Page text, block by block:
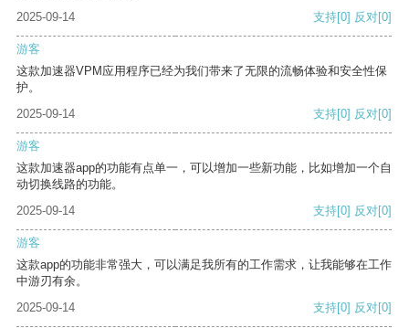
2025-09-14
支持[0] 反对[0]
游客
这款加速器VPM应用程序已经为我们带来了无限的流畅体验和安全性保
护。
2025-09-14
支持[0] 反对[0]
游客
这款加速器app的功能有点单一，可以增加一些新功能，比如增加一个自
动切换线路的功能。
2025-09-14
支持[0] 反对[0]
游客
这款app的功能非常强大，可以满足我所有的工作需求，让我能够在工作
中游刃有余。
2025-09-14
支持[0] 反对[0]